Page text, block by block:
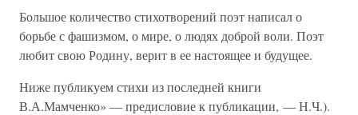
Большое количество стихотворений поэт написал о
борьбе с фашизмом, о мире, о людях доброй воли. Поэт
любит свою Родину, верит в ее настоящее и будущее.
Ниже публикуем стихи из последней книги
В.А.Мамченко» — предисловие к публикации, — Н.Ч.).